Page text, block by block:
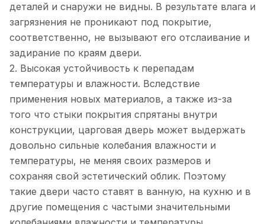
деталей и снаружи не видны. В результате влага и
загрязнения не проникают под покрытие,
соответственно, не вызывают его отслаивание и
задирание по краям двери.
2. Высокая устойчивость к перепадам
температуры и влажности. Вследствие
применения новых материалов, а также из-за
того что стыки покрытия спрятаны внутри
конструкции, царговая дверь может выдержать
довольно сильные колебания влажности и
температуры, не меняя своих размеров и
сохраняя свой эстетический облик. Поэтому
такие двери часто ставят в ванную, на кухню и в
другие помещения с частыми значительными